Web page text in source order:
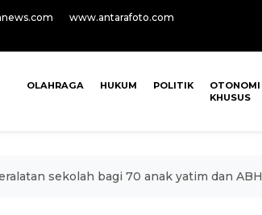
www.antarafoto.com
OLAHRAGA HUKUM POLITIK
OTONOMI
KHUSUS
sekolah bagi 70 anak yatim dan ABH